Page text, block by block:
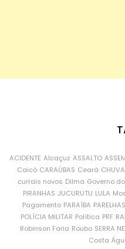
ACIDENTE Alcaçuz ASSALTO
Caicó CARAÚBAS Ceará CHUVA
currais novos Dilma Governo do
PIRANHAS JUCURUTU LULA
Pagamento PARAÍBA PARELHAS
POLÍCIA MILITAR Política PRF
Robinson Faria Roubo SERRA
Costa